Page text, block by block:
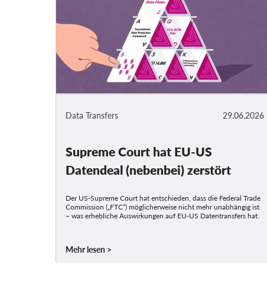
29.06.2026
Data Transfers
Supreme Court hat EU-US
Datendeal (nebenbei) zerstört
Der US-Supreme Court hat entschieden, dass die Federal Trade
Commission („FTC“) möglicherweise nicht mehr unabhängig ist
– was erhebliche Auswirkungen auf EU-US Datentransfers hat.
Mehr lesen